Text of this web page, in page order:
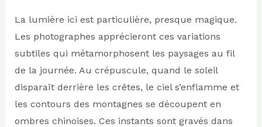
La lumière ici est particulière, presque magique.
Les photographes apprécieront ces variations
subtiles qui métamorphosent les paysages au fil
de la journée. Au crépuscule, quand le soleil
disparaît derrière les crêtes, le ciel s’enflamme et
les contours des montagnes se découpent en
ombres chinoises. Ces instants sont gravés dans